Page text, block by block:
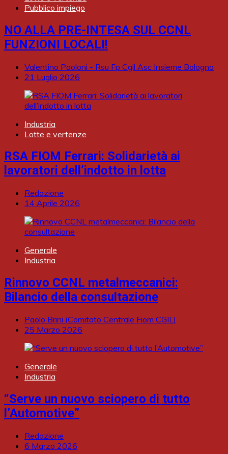
Pubblico impiego
NO ALLA PRE-INTESA SUL CCNL
FUNZIONI LOCALI!
Valentino Paoloni - Rsu Fp Cgil Asc Insieme Bologna
21 Luglio 2026
Industria
Lotte e vertenze
RSA FIOM Ferrari: Solidarietà ai
lavoratori dell’indotto in lotta
Redazione
14 Aprile 2026
Generale
Industria
Rinnovo CCNL metalmeccanici:
Bilancio della consultazione
Paolo Brini (Comitato Centrale Fiom CGIL)
25 Marzo 2026
Generale
Industria
“Serve un nuovo sciopero di tutto
l’Automotive”
Redazione
6 Marzo 2026